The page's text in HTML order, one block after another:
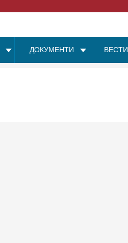
ДОКУМЕНТИ ВЕСТИ